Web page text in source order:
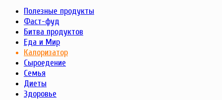
Полезные продукты
Фаст-фуд
Битва продуктов
Еда и Мир
Калоризатор
Сыроедение
Семья
Диеты
Здоровье